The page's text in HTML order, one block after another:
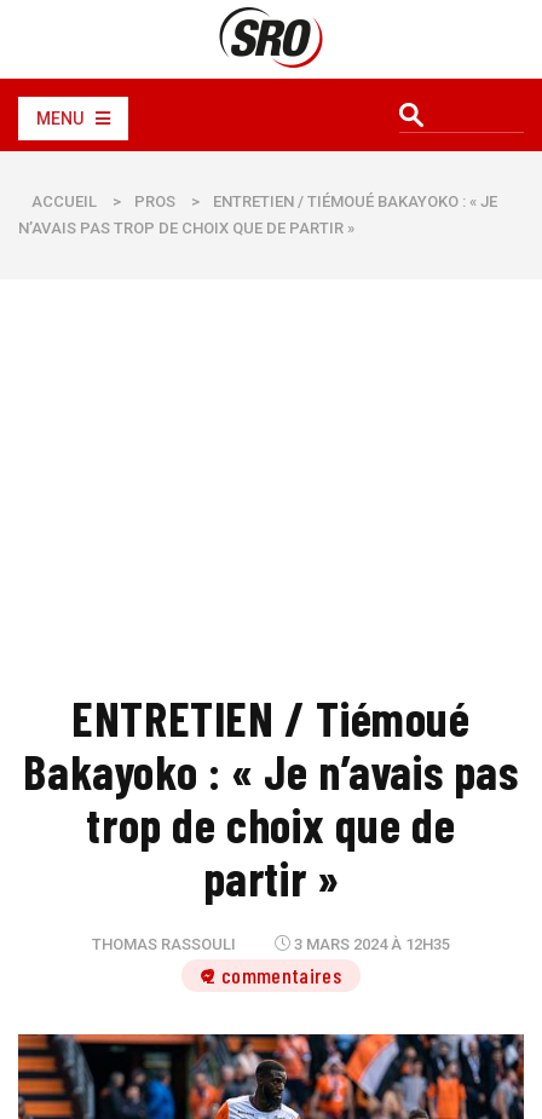
MENU
ACCUEIL > PROS >
ENTRETIEN / TIÉMOUÉ BAKAYOKO : « JE
N’AVAIS PAS TROP DE CHOIX QUE DE PARTIR »
ENTRETIEN / Tiémoué
Bakayoko : « Je n’avais pas
trop de choix que de
partir »
THOMAS RASSOULI 3 MARS 2024 À 12H35
2 commentaires